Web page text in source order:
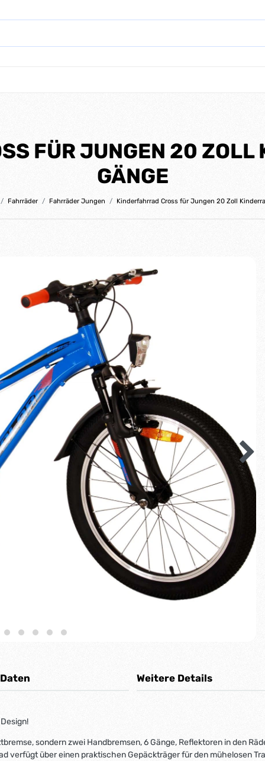
FÜR JUNGEN 20 ZOLL
GÄNGE
Fahrräder Fahrräder Jungen Kinderfahrrad Cross für Jungen 20 Zoll
Weitere Details
sondern zwei Handbremsen, 6 Gänge, Reflektoren in den
verfügt über einen praktischen Gepäckträger für den mühelosen